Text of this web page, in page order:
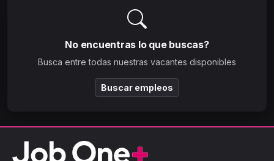
No encuentras lo que buscas?
Busca entre todas nuestras vacantes disponibles
Buscar empleos